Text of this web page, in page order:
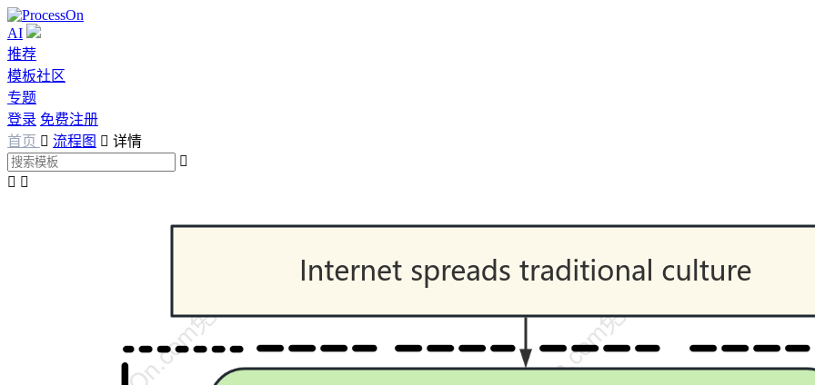
AI
推荐
模板社区
专题
登录 免费注册
首页  流程图  详情

 